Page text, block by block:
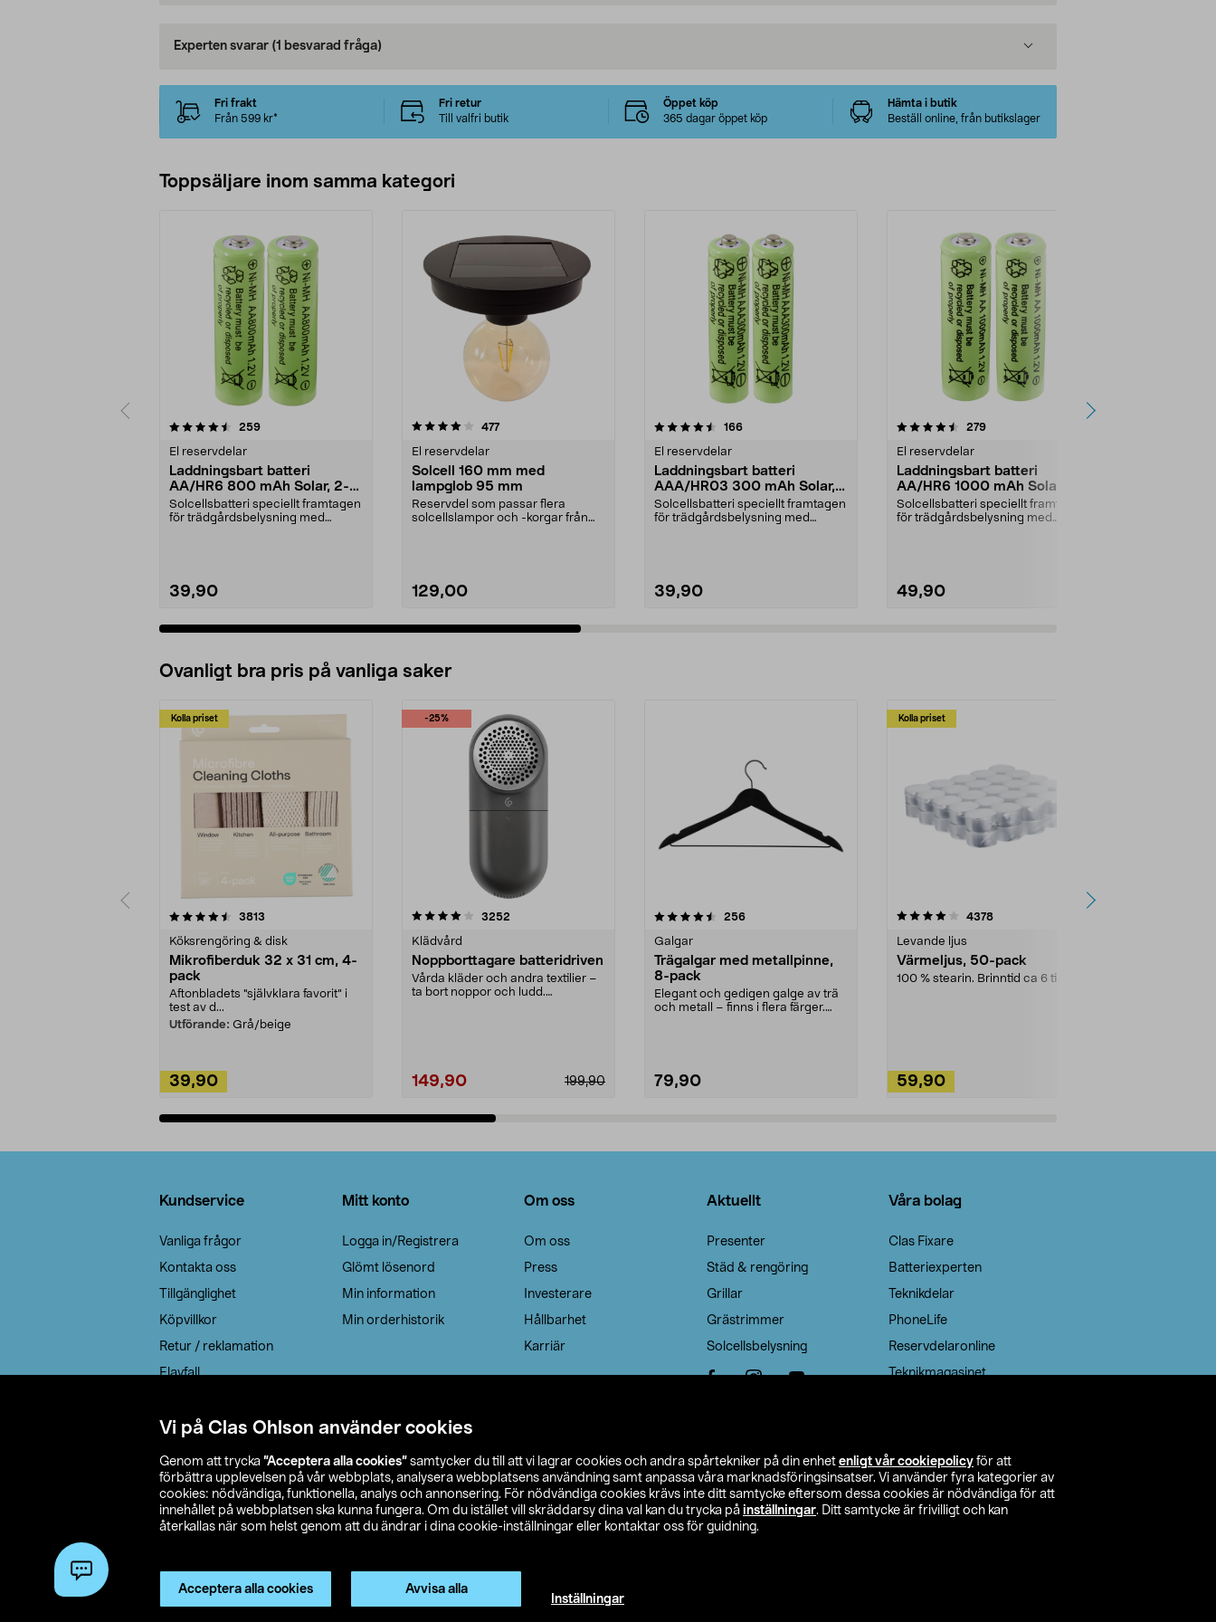
Vi på Clas Ohlson använder cookies
Genom att trycka ”Acceptera alla cookies” samtycker du till att vi lagrar cookies och andra spårtekniker på din enhet enligt vår cookiepolicy för att
förbättra upplevelsen på vår webbplats, analysera webbplatsens användning samt anpassa våra marknadsföringsinsatser. Vi använder fyra kategorier av
cookies: nödvändiga, funktionella, analys och annonsering. För nödvändiga cookies krävs inte ditt samtycke eftersom dessa cookies är nödvändiga för att
innehållet på webbplatsen ska kunna fungera. Om du istället vill skräddarsy dina val kan du trycka på inställningar. Ditt samtycke är frivilligt och kan
återkallas när som helst genom att du ändrar i dina cookie-inställningar eller kontaktar oss för guidning.
Acceptera alla cookies Avvisa alla
Inställningar
Experten svarar (1 besvarad fråga)
Fri frakt
Från 599 kr*
Fri retur
Till valfri butik
Öppet köp
365 dagar öppet köp
Hämta i butik
Beställ online, från butikslager
Toppsäljare inom samma kategori
259recensioner
El reservdelar
Laddningsbart batteri
AA/HR6 800 mAh Solar, 2-
pack
Solcellsbatteri speciellt framtagen
för trädgårdsbelysning med
39,90
4.0 av 5 stjärnor 477recensioner
El reservdelar
Solcell 160 mm med
lampglob 95 mm
Reservdel som passar flera
solcellslampor och -korgar från
129,00
4.5 av 5 stjärnor 166recensioner
El reservdelar
Laddningsbart batteri
AAA/HR03 300 mAh Solar,
2-pack
Solcellsbatteri speciellt framtagen
för trädgårdsbelysning med
39,90
4.5 av 5 stjärnor 279recensioner
El reservdelar
Laddningsbart batteri
AA/HR6 1000 mAh Solar, 2-
pack
Solcellsbatteri speciellt framtagen
för trädgårdsbelysning med
49,90
4.5 av 5 stjärnor
Ovanligt bra pris på vanliga saker
Kolla priset
3813
Köksrengöring & disk
Mikrofiberduk 32 x 31 cm, 4-
pack
Aftonbladets "självklara favorit” i
test av d...
Utförande: Grå/beige
39,90
-25%
4.0av 5 stjärnor 3252
Klädvård
Noppborttagare batteridriven
Vårda kläder och andra textilier –
ta bort noppor och ludd.
199,90
149,90
4.5av 5 stjärnor 256recensioner
Galgar
Trägalgar med metallpinne,
8-pack
Elegant och gedigen galge av trä
och metall – finns i flera färger.
79,90
Kolla priset
4.0av 5 stjärnor 4378recensioner
Levande ljus
Värmeljus, 50-pack
100 % stearin. Brinntid ca 6 tim.
59,90
4.5av 5 stjärnor
Kundservice
Vanliga frågor
Kontakta oss
Tillgänglighet
Köpvillkor
Retur / reklamation
Elavfall
Leveransalternativ
Mitt konto
Logga in/Registrera
Glömt lösenord
Min information
Min orderhistorik
Om oss
Om oss
Press
Investerare
Hållbarhet
Karriär
Aktuellt
Presenter
Städ & rengöring
Grillar
Grästrimmer
Solcellsbelysning
Våra bolag
Clas Fixare
Batteriexperten
Teknikdelar
PhoneLife
Reservdelaronline
Teknikmagasinet